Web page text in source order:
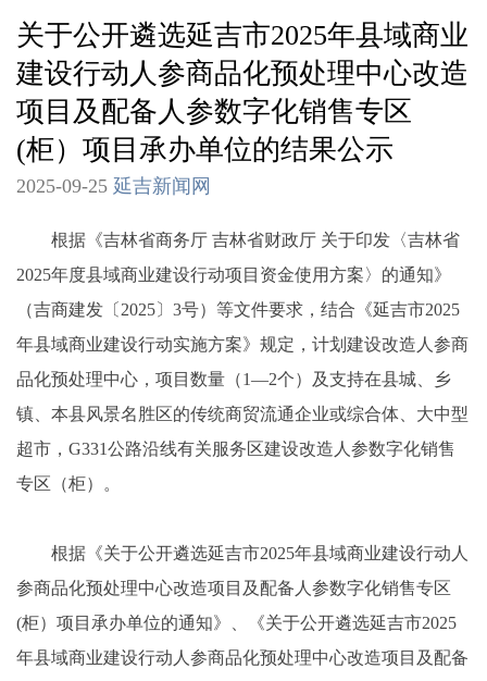
关于公开遴选延吉市2025年县域商业
建设行动人参商品化预处理中心改造
项目及配备人参数字化销售专区
(柜）项目承办单位的结果公示
2025-09-25 延吉新闻网
根据《吉林省商务厅 吉林省财政厅 关于印发〈吉林省
2025年度县域商业建设行动项目资金使用方案〉的通知》
（吉商建发〔2025〕3号）等文件要求，结合《延吉市2025
年县域商业建设行动实施方案》规定，计划建设改造人参商
品化预处理中心，项目数量（1—2个）及支持在县城、乡
镇、本县风景名胜区的传统商贸流通企业或综合体、大中型
超市，G331公路沿线有关服务区建设改造人参数字化销售
专区（柜）。
根据《关于公开遴选延吉市2025年县域商业建设行动人
参商品化预处理中心改造项目及配备人参数字化销售专区
(柜）项目承办单位的通知》、《关于公开遴选延吉市2025
年县域商业建设行动人参商品化预处理中心改造项目及配备